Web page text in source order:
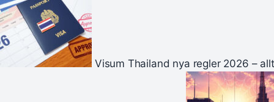
Visum Thailand nya regler 2026 –